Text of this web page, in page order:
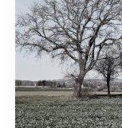
CODICI RUBRICHE